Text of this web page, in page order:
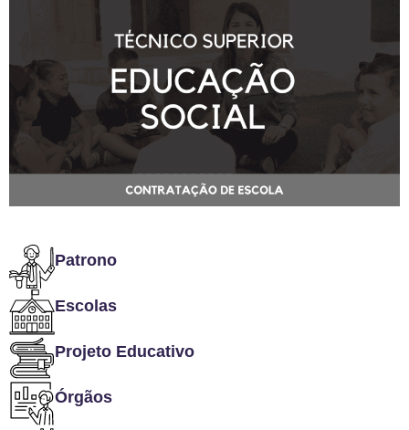
Patrono
Escolas
Projeto Educativo
Órgãos